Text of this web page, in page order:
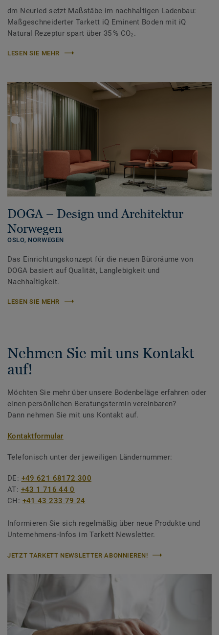
dm Neuried setzt Maßstäbe im nachhaltigen Ladenbau:
Maßgeschneiderter Tarkett iQ Eminent Boden mit iQ
Natural Rezeptur spart über 35 % CO₂.
LESEN SIE MEHR
DOGA – Design und Architektur
Norwegen
OSLO, NORWEGEN
Das Einrichtungskonzept für die neuen Büroräume von
DOGA basiert auf Qualität, Langlebigkeit und
Nachhaltigkeit.
LESEN SIE MEHR
Nehmen Sie mit uns Kontakt
auf!
Möchten Sie mehr über unsere Bodenbeläge erfahren oder
einen persönlichen Beratungstermin vereinbaren?
Dann nehmen Sie mit uns Kontakt auf.
Kontaktformular
Telefonisch unter der jeweiligen Ländernummer:
DE: +49 621 68172 300
AT: +43 1 716 44 0
CH: +41 43 233 79 24
Informieren Sie sich regelmäßig über neue Produkte und
Unternehmens-Infos im Tarkett Newsletter.
JETZT TARKETT NEWSLETTER ABONNIEREN!